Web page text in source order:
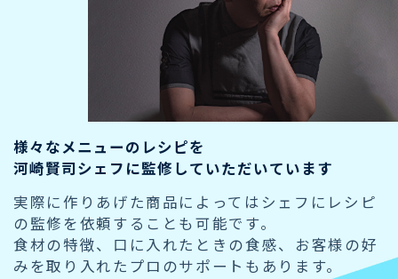
様々なメニューのレシピを
河崎賢司シェフに監修していただいています
実際に作りあげた商品によってはシェフにレシピ
の監修を依頼することも可能です。
食材の特徴、口に入れたときの食感、お客様の好
みを取り入れたプロのサポートもあります。